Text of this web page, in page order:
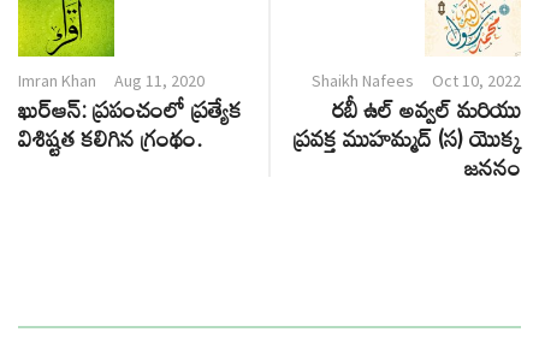
Imran Khan Aug 11, 2020
ఖుర్ఆన్: ప్రపంచంలో ప్రత్యేక
విశిష్టత కలిగిన గ్రంథం.
Shaikh Nafees Oct 10, 2022
రబీ ఉల్ అవ్వల్ మరియు
ప్రవక్త ముహమ్మద్ (స) యొక్క
జననం